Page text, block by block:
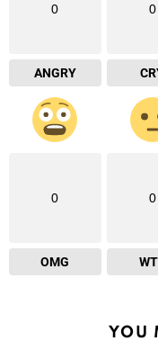
0
ANGRY
0
0
OMG
0
YOU